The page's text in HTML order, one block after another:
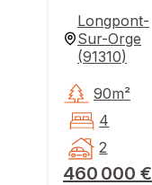
Longpont-
Sur-Orge
(91310)
460 000 €
90m²
4
2